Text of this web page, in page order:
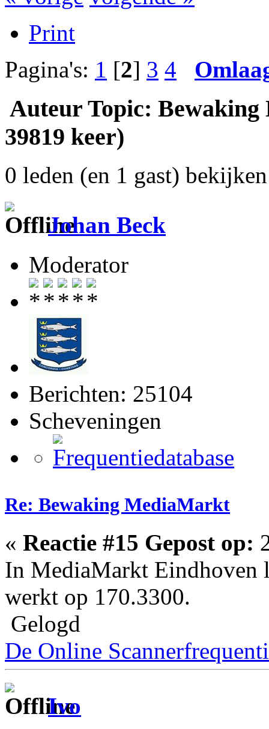
Print
Pagina's: 1 [2] 3 4
Auteur Topic:
39819 keer)
0 leden (en 1 gast)
Johan Beck
Moderator
Berichten: 25104
Scheveningen
Re: Bewaking MediaMarkt
« Reactie #15 Gepost op:
In MediaMarkt Eindhoven
werkt op 170.3300.
Gelogd
De Online
Ivo